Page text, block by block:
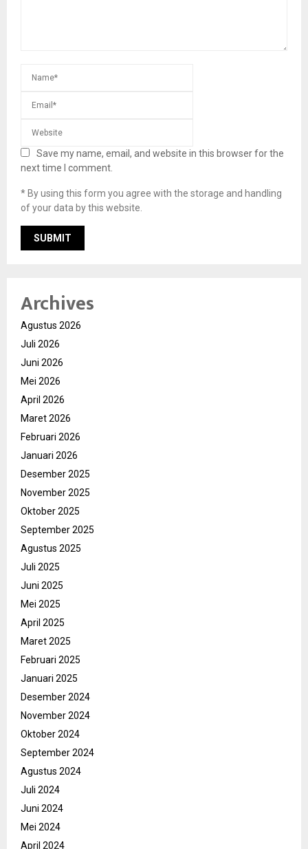
Save my name, email, and website in this browser for the
next time I comment.
* By using this form you agree with the storage and handling
of your data by this website.
Archives
Agustus 2026
Juli 2026
Juni 2026
Mei 2026
April 2026
Maret 2026
Februari 2026
Januari 2026
Desember 2025
November 2025
Oktober 2025
September 2025
Agustus 2025
Juli 2025
Juni 2025
Mei 2025
April 2025
Maret 2025
Februari 2025
Januari 2025
Desember 2024
November 2024
Oktober 2024
September 2024
Agustus 2024
Juli 2024
Juni 2024
Mei 2024
April 2024